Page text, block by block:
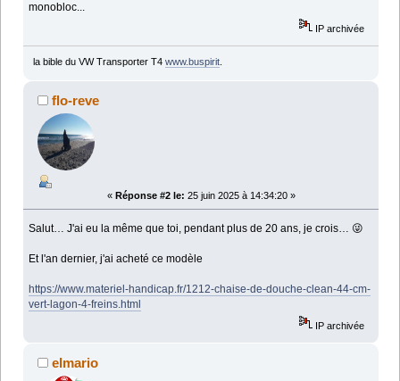
monobloc...
IP archivée
la bible du VW Transporter T4 www.buspirit.
flo-reve
« Réponse #2 le: 25 juin 2025 à 14:34:20 »
Salut… J'ai eu la même que toi, pendant plus de 20 ans, je crois… 😜
Et l'an dernier, j'ai acheté ce modèle
https://www.materiel-handicap.fr/1212-chaise-de-douche-clean-44-cm-
vert-lagon-4-freins.html
IP archivée
elmario